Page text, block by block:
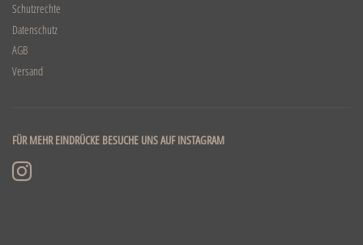
Schutzrechte
Datenschutz
AGB
Versand
FÜR MEHR EINDRÜCKE BESUCHE UNS AUF INSTAGRAM